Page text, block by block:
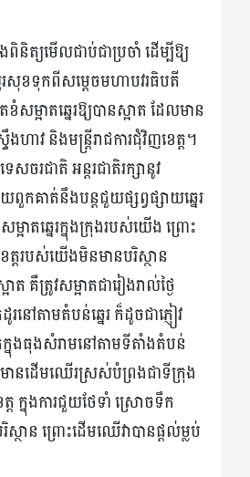
ពិនិត្យមើលជាប់ជាប្រចាំ ដើម្បីឱ្យ
សួរសុខទុកពីសម្តេចមហាបវរធិបតី
ម្អាតឆ្នេរឱ្យបានស្អាត ដែលមាន
ាវ និងមន្ត្រីរាជការជុំវិញខេត្ត។
សចរជាតិ អន្តរជាតិរក្សានូវ
កគាត់នឹងបន្តជួយផ្សព្វផ្សាយឆ្នេរ
អាតឆ្នេរក្នុងក្រុងរបស់យើង ព្រោះ
តរបស់យើងមិនមានបរិស្ថាន
ត គឺត្រូវសម្អាតជារៀងរាល់ថ្ងៃ
នៅតាមតំបន់ឆ្នេរ ក៏ដូចជាភ្ញៀវ
នុងធុងសំរាមនៅតាមទីតាំងតំបន់
យមានដើមឈើរស្រស់បំព្រងជាទីក្រុង
ត្ត ក្នុងការជួយថែទាំ ស្រោចទឹក
ាន ព្រោះដើមឈើវាបានផ្តល់ម្លប់